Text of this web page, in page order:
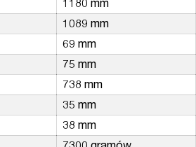
1180 mm
1089 mm
69 mm
75 mm
738 mm
35 mm
38 mm